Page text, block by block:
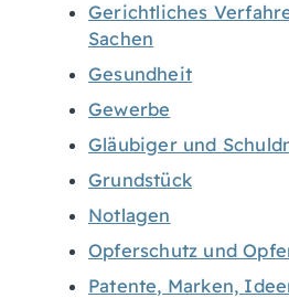
Gerichtliches
Sachen
Gesundheit
Gewerbe
Gläubiger und
Grundstück
Notlagen
Opferschutz und
Patente, Marken,